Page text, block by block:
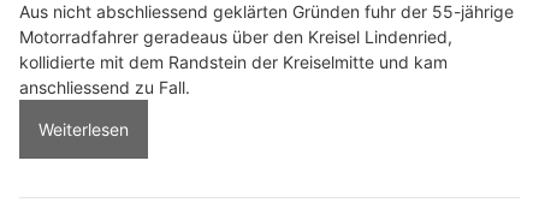
Aus nicht abschliessend geklärten Gründen fuhr der 55-jährige
Motorradfahrer geradeaus über den Kreisel Lindenried,
kollidierte mit dem Randstein der Kreiselmitte und kam
anschliessend zu Fall.
Weiterlesen